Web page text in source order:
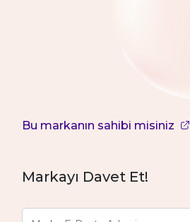
Bu markanın sahibi misiniz
Markayı Davet Et!